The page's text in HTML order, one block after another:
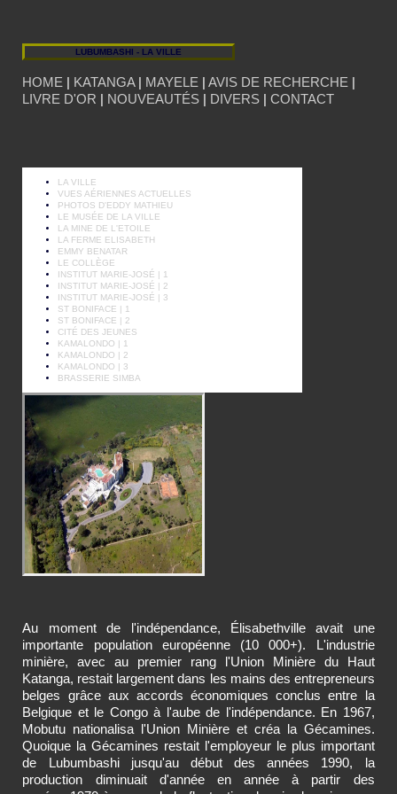
LUBUMBASHI - LA VILLE
HOME | KATANGA| MAYELE |AVIS DE RECHERCHE |
LIVRE D'OR | NOUVEAUTÉS | DIVERS |CONTACT
LA VILLE
VUES AÉRIENNES ACTUELLES
PHOTOS D'EDDY MATHIEU
LE MUSÉE DE LA VILLE
LA MINE DE L'ETOILE
LA FERME ELISABETH
EMMY BENATAR
LE COLLÈGE
INSTITUT MARIE-JOSÉ | 1
INSTITUT MARIE-JOSÉ | 2
INSTITUT MARIE-JOSÉ | 3
ST BONIFACE | 1
ST BONIFACE | 2
CITÉ DES JEUNES
KAMALONDO | 1
KAMALONDO | 2
KAMALONDO | 3
BRASSERIE SIMBA
Au moment de l'indépendance, Élisabethville avait une
importante population européenne (10 000+). L'industrie
minière, avec au premier rang l'Union Minière du Haut
Katanga, restait largement dans les mains des entrepreneurs
belges grâce aux accords économiques conclus entre la
Belgique et le Congo à l'aube de l'indépendance. En 1967,
Mobutu nationalisa l'Union Minière et créa la Gécamines.
Quoique la Gécamines restait l'employeur le plus important
de Lubumbashi jusqu'au début des années 1990, la
production diminuait d'année en année à partir des